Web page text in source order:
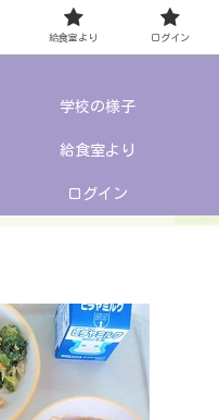
学校の様子
給食室より
ログイン
給食室より ログイン